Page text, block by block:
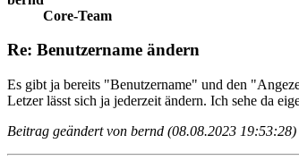
Core-Team
Re: Benutzername ändern
Es gibt ja bereits "Benutzername" und den
Letzer lässt sich ja jederzeit ändern. Ich sehe da
Beitrag geändert von bernd (08.08.2023 19:53:28)